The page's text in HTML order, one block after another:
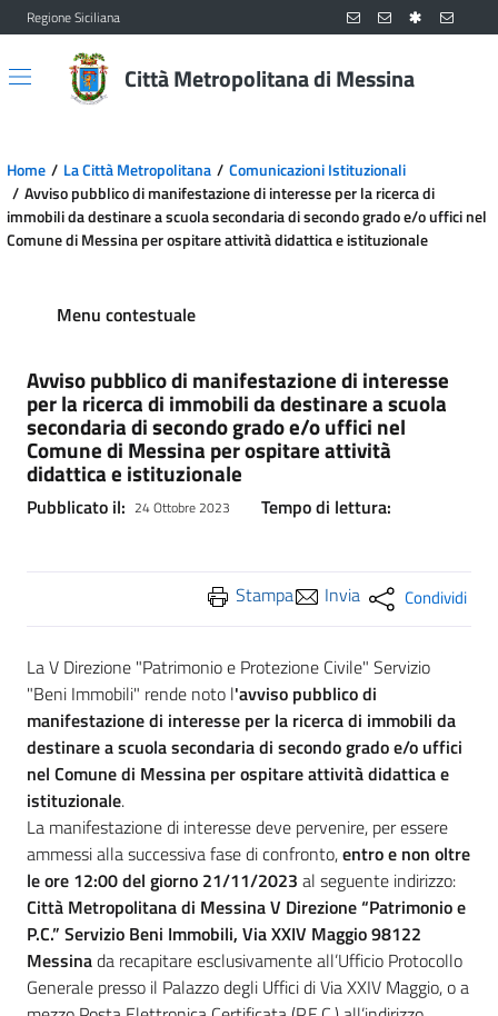
Vai al contenuto principale
Vai al menu principale
Regione Siciliana
Città Metropolitana di Messina
Home La Città Metropolitana
Comunicazioni Istituzionali
Avviso pubblico di manifestazione di interesse per la ricerca di
immobili da destinare a scuola secondaria di secondo grado e/o uffici nel
Comune di Messina per ospitare attività didattica e istituzionale
Menu contestuale
Avviso pubblico di manifestazione di interesse
per la ricerca di immobili da destinare a scuola
secondaria di secondo grado e/o uffici nel
Comune di Messina per ospitare attività
didattica e istituzionale
Pubblicato il: 24 Ottobre 2023 Tempo di lettura:
Stampa Invia Condividi
La V Direzione "Patrimonio e Protezione Civile" Servizio
"Beni Immobili" rende noto l'avviso pubblico di
manifestazione di interesse per la ricerca di immobili da
destinare a scuola secondaria di secondo grado e/o uffici
nel Comune di Messina per ospitare attività didattica e
istituzionale.
La manifestazione di interesse deve pervenire, per essere
ammessi alla successiva fase di confronto,entro e non oltre
le ore 12:00 del giorno 21/11/2023 al seguente indirizzo:
Città Metropolitana di Messina V Direzione “Patrimonio e
P.C.” Servizio Beni Immobili, Via XXIV Maggio 98122
Messinada recapitare esclusivamente all’Ufficio Protocollo
Generale presso il Palazzo degli Uffici di Via XXIV Maggio, o a